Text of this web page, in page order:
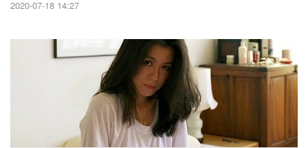
2020-07-18 14:27